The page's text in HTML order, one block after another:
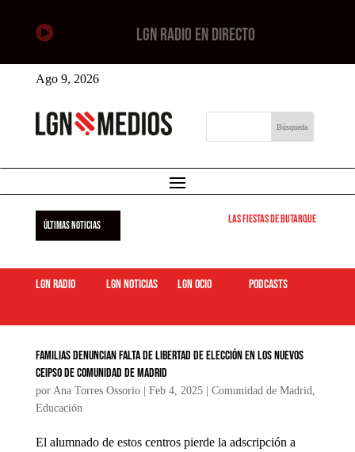
 LGN RADIO EN DIRECTO
Ago 9, 2026
ÚLTIMAS NOTICIAS Las Fiestas de Butarque 2026
LGN Radio LGN Noticias LGN ocio podcasts
Familias denuncian falta de libertad de elección en los nuevos
CEIPSO de Comunidad de Madrid
por Ana Torres Ossorio| Feb 4, 2025| Comunidad de Madrid,
Educación
El alumnado de estos centros pierde la adscripción a